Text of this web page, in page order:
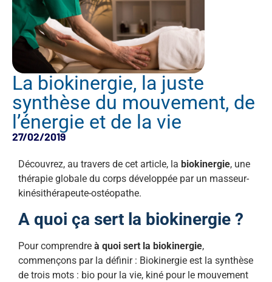
La biokinergie, la juste
synthèse du mouvement, de
l’énergie et de la vie
27/02/2019
Découvrez, au travers de cet article, la biokinergie, une
thérapie globale du corps développée par un masseur-
kinésithérapeute-ostéopathe.
A quoi ça sert la biokinergie ?
Pour comprendre à quoi sert la biokinergie,
commençons par la définir : Biokinergie est la synthèse
de trois mots : bio pour la vie, kiné pour le mouvement